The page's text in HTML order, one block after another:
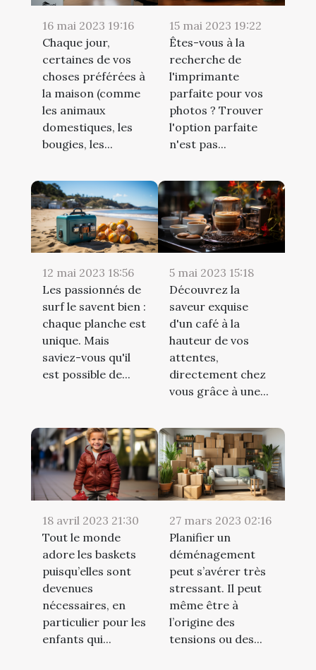
16 mai 2023 19:16
Chaque jour,
certaines de vos
choses préférées à
la maison (comme
les animaux
domestiques, les
bougies, les...
15 mai 2023 19:22
Êtes-vous à la
recherche de
l'imprimante
parfaite pour vos
photos ? Trouver
l'option parfaite
n'est pas...
12 mai 2023 18:56
Les passionnés de
surf le savent bien :
chaque planche est
unique. Mais
saviez-vous qu'il
est possible de...
5 mai 2023 15:18
Découvrez la
saveur exquise
d'un café à la
hauteur de vos
attentes,
directement chez
vous grâce à une...
18 avril 2023 21:30
Tout le monde
adore les baskets
puisqu’elles sont
devenues
nécessaires, en
particulier pour les
enfants qui...
27 mars 2023 02:16
Planifier un
déménagement
peut s’avérer très
stressant. Il peut
même être à
l’origine des
tensions ou des...